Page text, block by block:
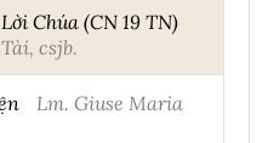
Chúa (CN 19 TN)
csjb.
Lm. Giuse Maria